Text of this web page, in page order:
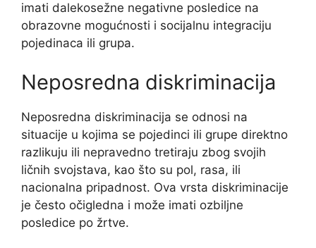
imati dalekosežne negativne posledice na
obrazovne mogućnosti i socijalnu integraciju
pojedinaca ili grupa.
Neposredna diskriminacija
Neposredna diskriminacija se odnosi na
situacije u kojima se pojedinci ili grupe direktno
razlikuju ili nepravedno tretiraju zbog svojih
ličnih svojstava, kao što su pol, rasa, ili
nacionalna pripadnost. Ova vrsta diskriminacije
je često očigledna i može imati ozbiljne
posledice po žrtve.